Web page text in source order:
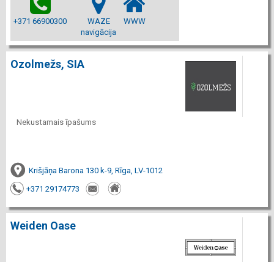
+371 66900300
WAZE
navigācija
WWW
Ozolmežs, SIA
Nekustamais īpašums
Krišjāņa Barona 130 k-9, Rīga, LV-1012
+371 29174773
Weiden Oase